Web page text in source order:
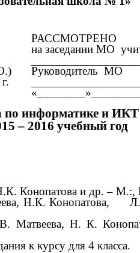
РАССМОТРЕНО
на заседании МО
Руководитель МО
по информатике и ИКТ
– 2016 учебный год
Конопатова и др. –
Н.К. Конопатова,
Матвеева, Н. К.
к курсу для 4 класса.